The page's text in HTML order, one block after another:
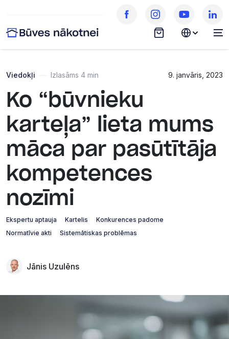
Viedokļi Izlasāms 4 min 9. janvāris, 2023
Ko “būvnieku
karteļa” lieta mums
māca par pasūtītāja
kompetences
nozīmi
Ekspertu aptauja Kartelis
Konkurences padome
Normatīvie akti
Sistemātiskas problēmas
Jānis Uzulēns